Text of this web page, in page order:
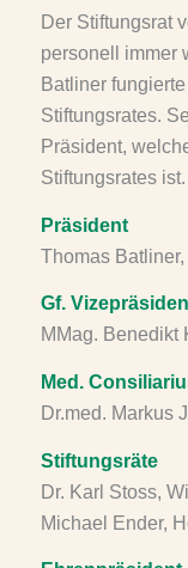
Der Stiftungsrat
personell immer
Batliner
Stiftungsrates.
Präsident,
Stiftungsrates ist.
Präsident
Thomas
Gf.
MMag. Benedikt
Med.
Dr.med. Markus
Stiftungsräte
Dr. Karl Stoss,
Michael Ender,